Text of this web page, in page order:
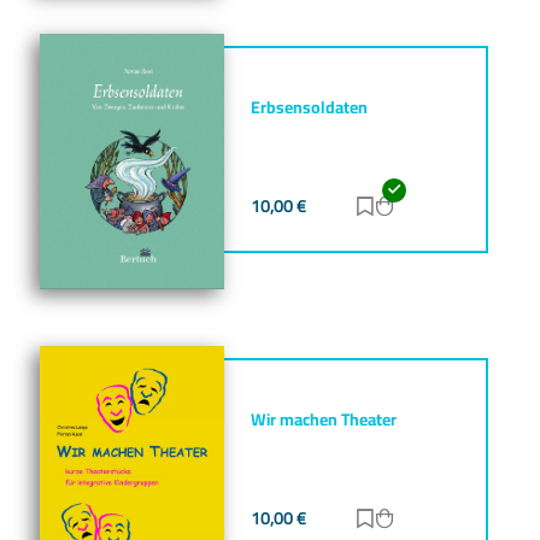
Erbsensoldaten
10,00€ Zur Merkliste
Zum Warenkorb
Wir machen Theater
10,00€ Zur Merkliste